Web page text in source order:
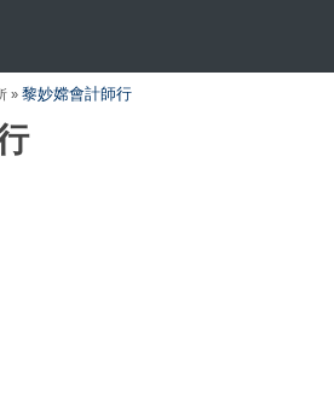
» 黎妙嫦會計師行